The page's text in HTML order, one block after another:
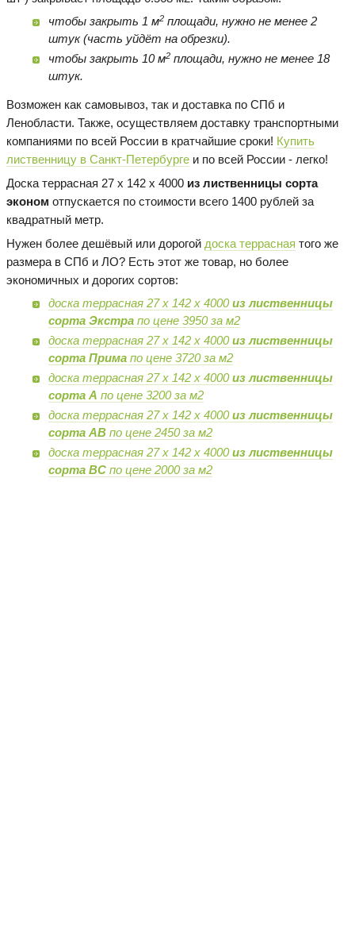
чтобы закрыть 1 м2площади, нужно не менее 2
штук (часть уйдёт на обрезки).
чтобы закрыть 10 м2площади, нужно не менее 18
штук.
Возможен как самовывоз, так и доставка по СПб и
Ленобласти. Также, осуществляем доставку транспортными
компаниями по всей России в кратчайшие сроки! Купить
лиственницу в Санкт-Петербурге и по всей России - легко!
Доска террасная 27 х 142 х 4000 из лиственницы сорта
эконом отпускается по стоимости всего 1400 рублей за
квадратный метр.
Нужен более дешёвый или дорогой доска террасная того же
размера в СПб и ЛО? Есть этот же товар, но более
экономичных и дорогих сортов:
доска террасная 27 х 142 х 4000из лиственницы
сорта Экстрапо цене 3950 за м2
доска террасная 27 х 142 х 4000из лиственницы
сорта Примапо цене 3720 за м2
доска террасная 27 х 142 х 4000из лиственницы
сорта А по цене 3200 за м2
доска террасная 27 х 142 х 4000из лиственницы
сорта ABпо цене 2450 за м2
доска террасная 27 х 142 х 4000из лиственницы
сорта BCпо цене 2000 за м2